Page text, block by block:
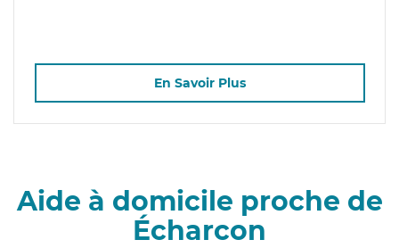
En Savoir Plus
Aide à domicile proche de
Écharcon